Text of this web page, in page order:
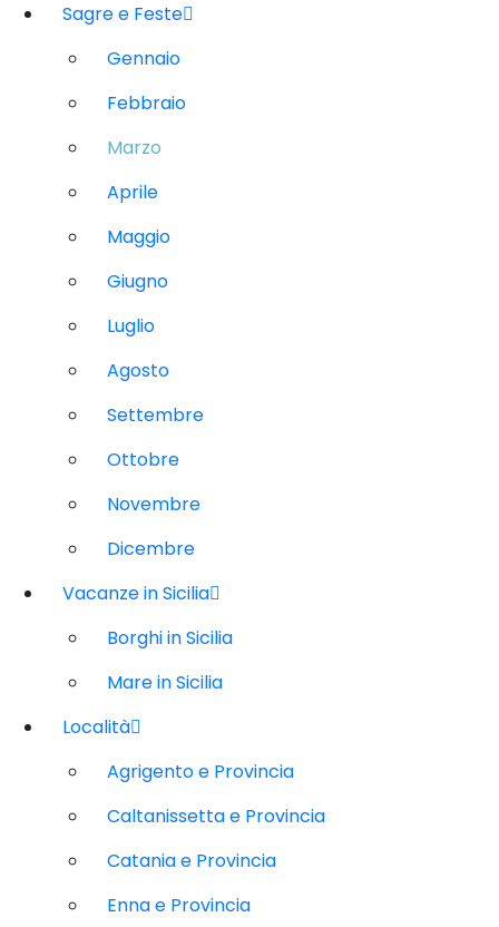
Sagre e Feste
Gennaio
Febbraio
Marzo
Aprile
Maggio
Giugno
Luglio
Agosto
Settembre
Ottobre
Novembre
Dicembre
Vacanze in Sicilia
Borghi in Sicilia
Mare in Sicilia
Località
Agrigento e Provincia
Caltanissetta e Provincia
Catania e Provincia
Enna e Provincia